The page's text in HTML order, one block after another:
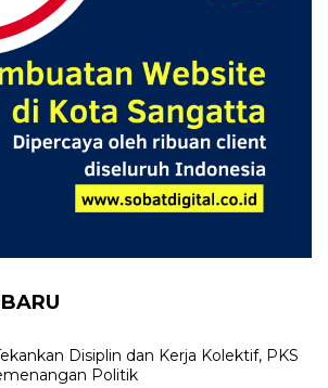
Disiplin dan Kerja Kolektif, PKS
Politik